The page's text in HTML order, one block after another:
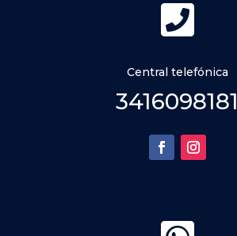

Central telefónica
3416098181